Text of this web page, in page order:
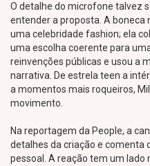
O detalhe do microfone talvez
entender a proposta. A boneca
uma celebridade fashion; ela
uma escolha coerente para
reinvenções públicas e usou a
narrativa. De estrela teen a
a momentos mais roqueiros,
movimento.
Na reportagem da People, a
detalhes da criação e comenta
pessoal. A reação tem um lado